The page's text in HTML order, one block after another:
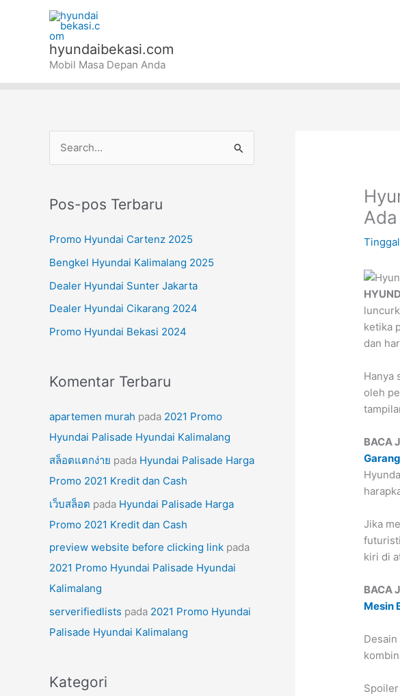
hyundaibekasi.com
Mobil Masa Depan Anda
i
u
u
k
:
Pos-pos Terbaru
Promo Hyundai Cartenz 2025
Bengkel Hyundai Kalimalang 2025
Dealer Hyundai Sunter Jakarta
Dealer Hyundai Cikarang 2024
Promo Hyundai Bekasi 2024
Komentar Terbaru
apartemen murah pada 2021 Promo
Hyundai Palisade Hyundai Kalimalang
สล็อตแตกง่าย pada Hyundai Palisade Harga
Promo 2021 Kredit dan Cash
เว็บสล็อต pada Hyundai Palisade Harga
Promo 2021 Kredit dan Cash
preview website before clicking link pada
2021 Promo Hyundai Palisade Hyundai
Kalimalang
serverifiedlists pada 2021 Promo Hyundai
Palisade Hyundai Kalimalang
Kategori
ketika
dan
Hanya
oleh
BACA
Jika
kiri di
BACA
Mesin